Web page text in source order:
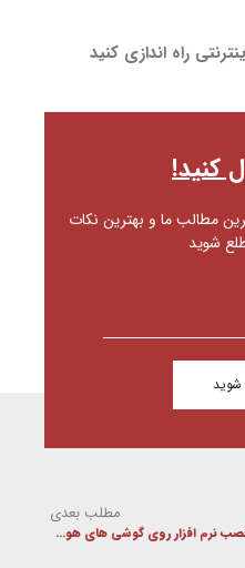
راه اندازی کنید
کنید!
مطالب ما و بهترین نکات
شوید
مطلب بعدی
نصب نرم افزار روی گوشی های هوشمند mi home